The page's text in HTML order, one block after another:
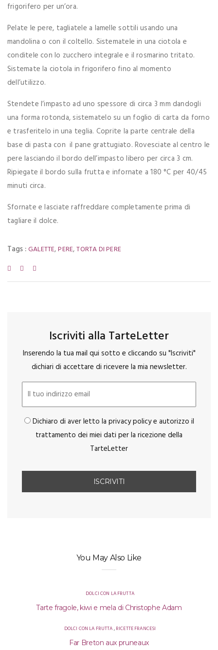
frigorifero per un’ora.
Pelate le pere, tagliatele a lamelle sottili usando una
mandolina o con il coltello. Sistematele in una ciotola e
conditele con lo zucchero integrale e il rosmarino tritato.
Sistemate la ciotola in frigorifero fino al momento
dell’utilizzo.
Stendete l’impasto ad uno spessore di circa 3 mm dandogli
una forma rotonda, sistematelo su un foglio di carta da forno
e trasferitelo in una teglia. Coprite la parte centrale della
base di pasta con il pane grattugiato. Rovesciate al centro le
pere lasciando il bordo dell’impasto libero per circa 3 cm.
Ripiegate il bordo sulla frutta e infornate a 180 °C per 40/45
minuti circa.
Sfornate e lasciate raffreddare completamente prima di
tagliare il dolce.
Tags :GALETTE,PERE,TORTA DI PERE
Iscriviti alla TarteLetter
Inserendo la tua mail qui sotto e cliccando su "Iscriviti"
dichiari di accettare di ricevere la mia newsletter.
Dichiaro di aver letto la privacy policy e autorizzo il
trattamento dei miei dati per la ricezione della
TarteLetter
You May Also Like
DOLCI CON LA FRUTTA
Tarte fragole, kiwi e mela di Christophe Adam
DOLCI CON LA FRUTTA,RICETTE FRANCESI
Far Breton aux pruneaux